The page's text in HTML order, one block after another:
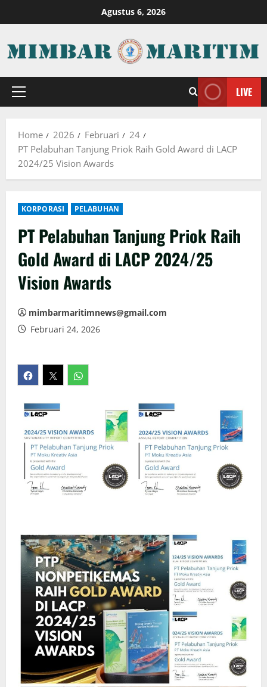
to
Agustus 6, 2026
Primary
LIVE
Home 2026 Februari
24
PT Pelabuhan Tanjung Priok Raih Gold Award di LACP
2024/25 Vision Awards
KORPORASI PELABUHAN
PT Pelabuhan Tanjung Priok Raih
Gold Award di LACP 2024/25
Vision Awards
mimbarmaritimnews@gmail.com
Februari 24, 2026